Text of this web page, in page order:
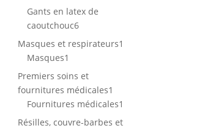
Gants en latex de
caoutchouc66
produits
Masques et respirateurs1
Masques1
produit
Premiers soins et
fournitures médicales1
produit
Fournitures médicales1
Résilles, couvre-barbes et